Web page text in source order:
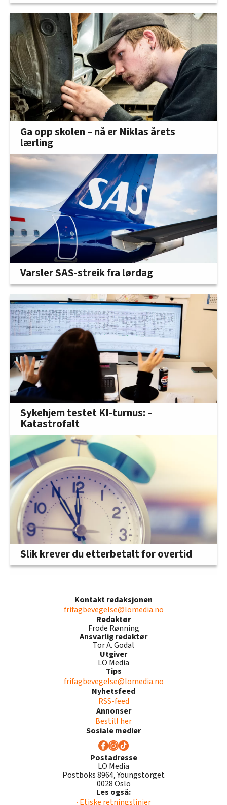
Ga opp skolen – nå er Niklas årets
lærling
Varsler SAS-streik fra lørdag
Sykehjem testet KI-turnus: –
Katastrofalt
Slik krever du etterbetalt for overtid
Kontakt redaksjonen
frifagbevegelse@lomedia.no
Redaktør
Frode Rønning
Ansvarlig redaktør
Tor A. Godal
Utgiver
LO Media
Tips
frifagbevegelse@lomedia.no
Nyhetsfeed
RSS-feed
Annonser
Bestill her
Sosiale medier
Postadresse
LO Media
Postboks 8964, Youngstorget
0028 Oslo
Les også:
· Etiske retningslinjer